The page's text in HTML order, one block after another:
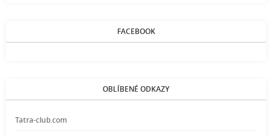
FACEBOOK
OBLÍBENÉ ODKAZY
Tatra-club.com